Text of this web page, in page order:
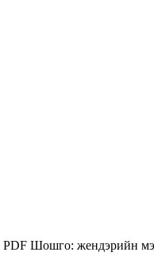
PDF Шошго: жендэрийн